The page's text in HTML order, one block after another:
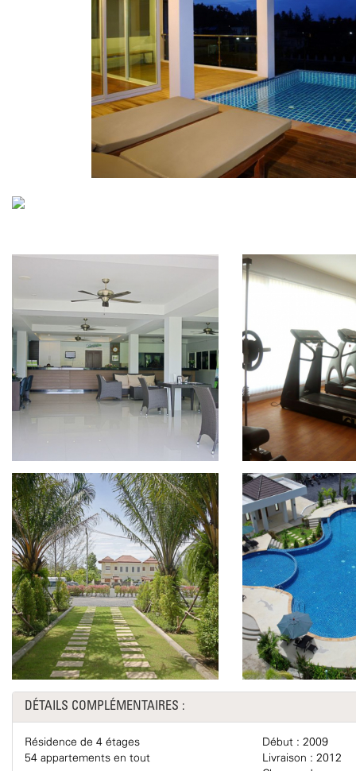
DÉTAILS COMPLÉMENTAIRES :
Résidence de 4 étages
Début : 2009
54 appartements en tout
Livraison : 2012